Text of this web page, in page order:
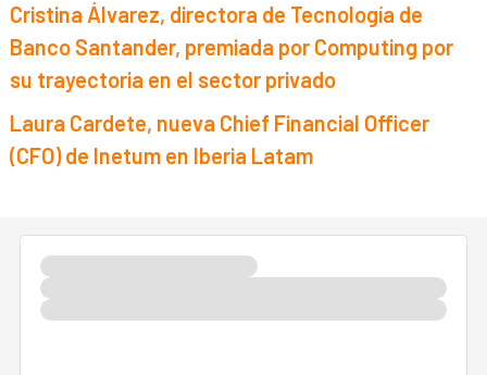
Cristina Álvarez, directora de Tecnología de
Banco Santander, premiada por Computing por
su trayectoria en el sector privado
Laura Cardete, nueva Chief Financial Officer
(CFO) de Inetum en Iberia Latam